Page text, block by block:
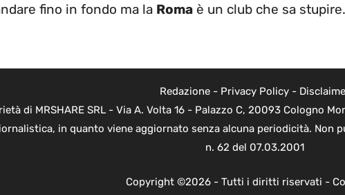
fino in fondo ma la Roma è un club che sa stupire.
Redazione- Privacy Policy-
di MRSHARE SRL - Via A. Volta 16 - Palazzo C, 20093 Cologno
in quanto viene aggiornato senza alcuna periodicità. Non
n. 62 del 07.03.2001
Copyright ©2026 - Tutti i diritti riservati -